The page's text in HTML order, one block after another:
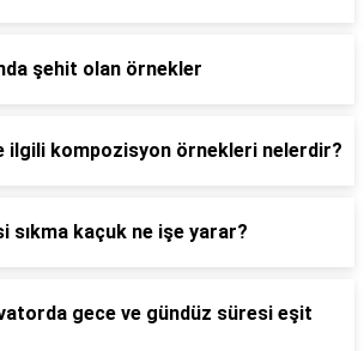
şehit olan örnekler
ilgili kompozisyon örnekleri nelerdir?
sıkma kaçuk ne işe yarar?
gece ve gündüz süresi eşit